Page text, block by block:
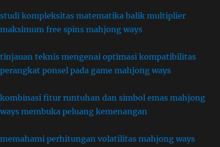
studi kompleksitas matematika balik multiplier
maksimum free spins mahjong ways
tinjauan teknis mengenai optimasi kompatibilitas
perangkat ponsel pada game mahjong ways
kombinasi fitur runtuhan dan simbol emas mahjong
ways membuka peluang kemenangan
memahami perhitungan volatilitas mahjong ways